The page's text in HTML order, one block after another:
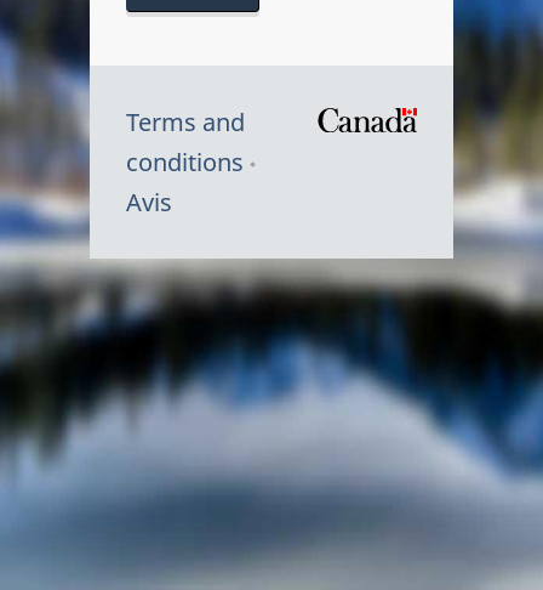
Terms and
conditions
Avis
Symbole
du
Canada